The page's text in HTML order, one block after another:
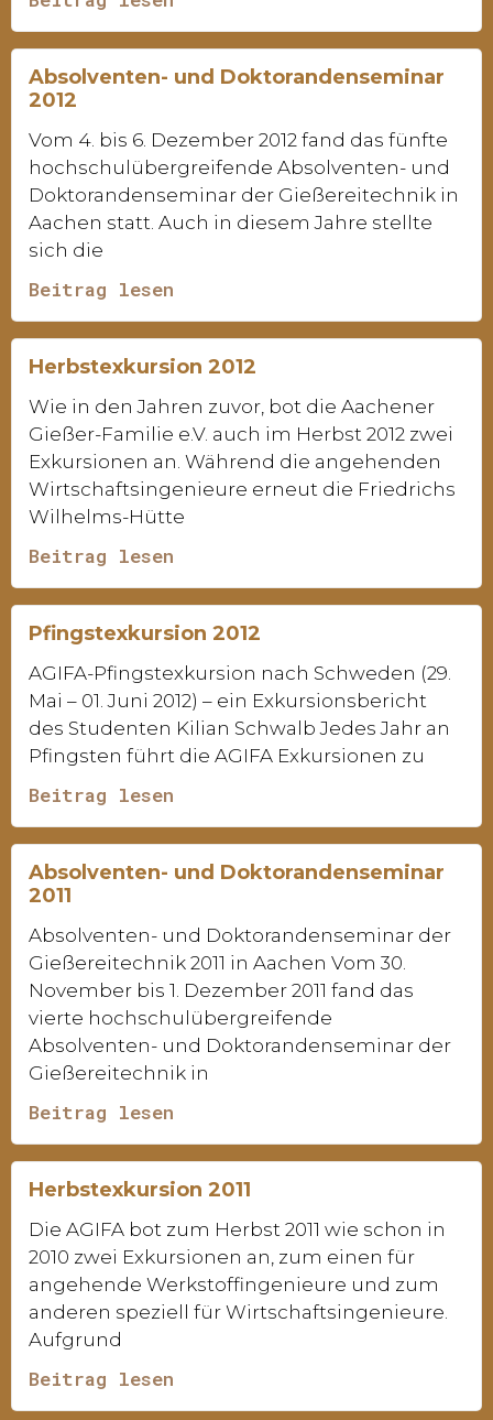
Absolventen- und Doktorandenseminar
2012
Vom 4. bis 6. Dezember 2012 fand das fünfte
hochschulübergreifende Absolventen- und
Doktorandenseminar der Gießereitechnik in
Aachen statt. Auch in diesem Jahre stellte
sich die
Beitrag lesen
Herbstexkursion 2012
Wie in den Jahren zuvor, bot die Aachener
Gießer-Familie e.V. auch im Herbst 2012 zwei
Exkursionen an. Während die angehenden
Wirtschaftsingenieure erneut die Friedrichs
Wilhelms-Hütte
Beitrag lesen
Pfingstexkursion 2012
AGIFA-Pfingstexkursion nach Schweden (29.
Mai – 01. Juni 2012) – ein Exkursionsbericht
des Studenten Kilian Schwalb Jedes Jahr an
Pfingsten führt die AGIFA Exkursionen zu
Beitrag lesen
Absolventen- und Doktorandenseminar
2011
Absolventen- und Doktorandenseminar der
Gießereitechnik 2011 in Aachen Vom 30.
November bis 1. Dezember 2011 fand das
vierte hochschulübergreifende
Absolventen- und Doktorandenseminar der
Gießereitechnik in
Beitrag lesen
Herbstexkursion 2011
Die AGIFA bot zum Herbst 2011 wie schon in
2010 zwei Exkursionen an, zum einen für
angehende Werkstoffingenieure und zum
anderen speziell für Wirtschaftsingenieure.
Aufgrund
Beitrag lesen